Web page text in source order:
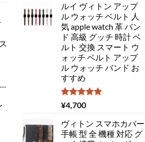
ルイ ヴィトン アップ
ル ウォッチ ベルト 人
気 apple watch 革 バン
ド 高級 グッチ 時計 ベ
ルト 交換 スマート ウ
ォッチ ベルト アップ
ル ウォッチ バンド お
すすめ
5段階中
5.00
¥4,700
ヴィトン スマホカバー
手帳 型 全 機種 対応 グ